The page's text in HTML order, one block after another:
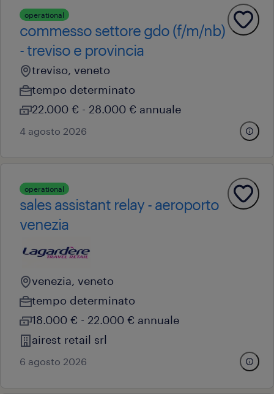
operational
commesso settore gdo (f/m/nb)
- treviso e provincia
treviso, veneto
tempo determinato
22.000 € - 28.000 € annuale
4 agosto 2026
operational
sales assistant relay - aeroporto
venezia
venezia, veneto
tempo determinato
18.000 € - 22.000 € annuale
airest retail srl
6 agosto 2026